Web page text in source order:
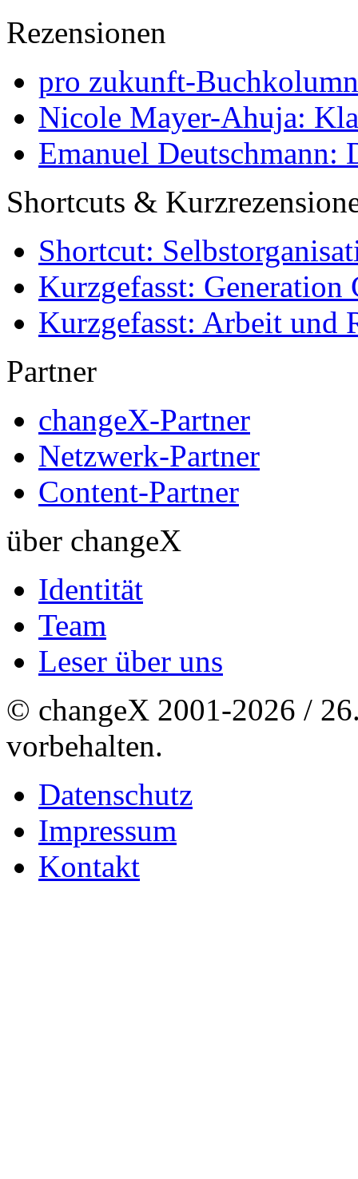
Rezensionen
pro zukunft-
Nicole Mayer-Ahuja:
Emanuel Deutschmann:
Shortcuts &
Shortcut:
Kurzgefasst: Generation
Kurzgefasst: Arbeit und
Partner
changeX-Partner
Netzwerk-Partner
Content-Partner
über changeX
Identität
Team
Leser über uns
© changeX 2001-2026 /
vorbehalten.
Datenschutz
Impressum
Kontakt